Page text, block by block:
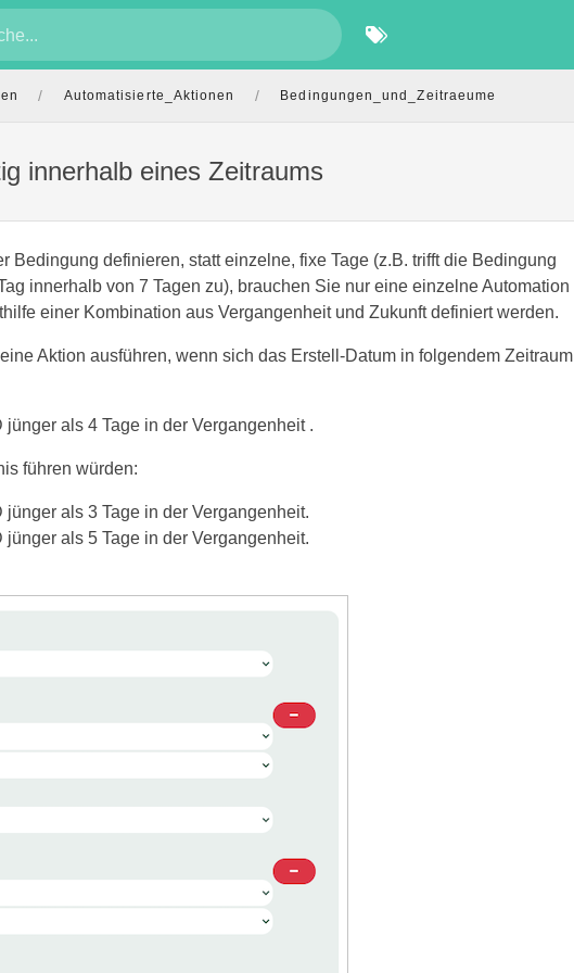
/ Automatisierte_Aktionen / Bedingungen_und_Zeitraeume
innerhalb eines Zeitraums
Bedingung definieren, statt einzelne, fixe Tage (z.B. trifft die Bedingung
innerhalb von 7 Tagen zu), brauchen Sie nur eine einzelne Automation
einer Kombination aus Vergangenheit und Zukunft definiert werden.
Aktion ausführen, wenn sich das Erstell-Datum in folgendem Zeitraum
als 4 Tage in der Vergangenheit .
führen würden:
als 3 Tage in der Vergangenheit.
als 5 Tage in der Vergangenheit.